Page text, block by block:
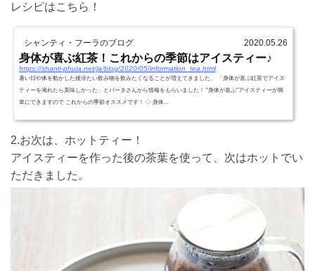
レシピはこちら！
シャンティ・フーラのブログ 2020.05.26
身体が喜ぶ紅茶！これからの季節はアイスティー♪
https://shanti-phula.net/ja/blog/2020/05/information_tea.html
暑い日や体を動かした後冷たい飲み物を飲みたくなることが増えてきました。 「身体が喜ぶ紅茶でアイス
ティーを淹れたら美味しかった」とパータさんから情報をもらいました！ ”身体が喜ぶ”アイスティーが簡
単にできますので これからの季節オススメです！ ◇ 身体...
2.お次は、ホットティー！
アイスティーを作った後の茶葉を使って、次はホットでい
ただきました。